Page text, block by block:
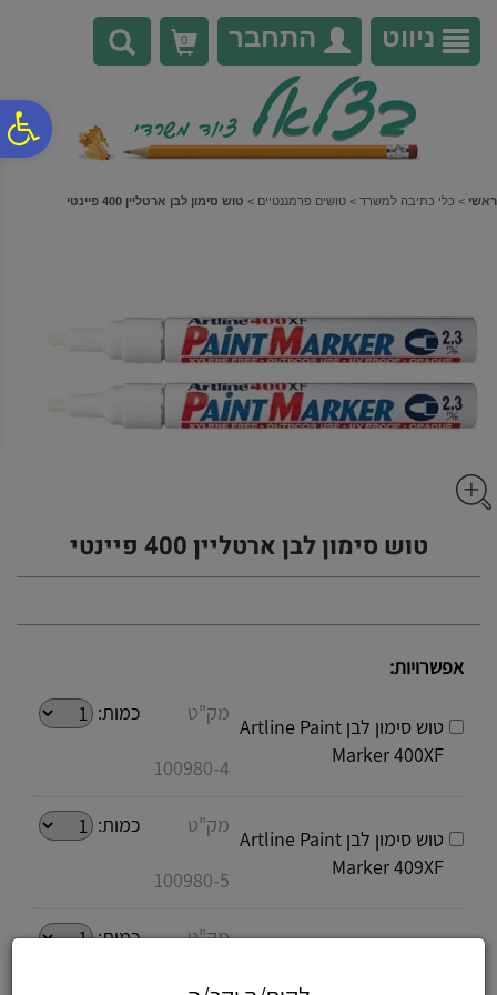
נגישות
אתר
המרכזי
ניווט התחבר 0
ראשי > כלי כתיבה למשרד > טושים פרמננטיים > טוש סימון לבן ארטליין 400 פיינטי
טוש סימון לבן ארטליין 400 פיינטי
אפשרויות:
טוש סימון לבן Artline Paint
Marker 400XF
מק"ט
100980-4
כמות:
טוש סימון לבן Artline Paint
Marker 409XF
מק"ט
100980-5
כמות:
מק"ט כמות: